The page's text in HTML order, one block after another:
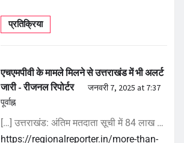
प्रतिक्रिया
एचएमपीवी के मामले मिलने से उत्तराखंड में भी अलर्ट
जारी - रीजनल रिपोर्टर
जनवरी 7, 2025 at 7:37
पूर्वाह्न
[…] उत्तराखंड: अंतिम मतदाता सूची में 84 लाख …
https://regionalreporter.in/more-than-